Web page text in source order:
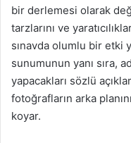
bir derlemesi olarak
tarzlarını ve
sınavda olumlu bir etki
sunumunun yanı sıra,
yapacakları sözlü
fotoğrafların arka
koyar.